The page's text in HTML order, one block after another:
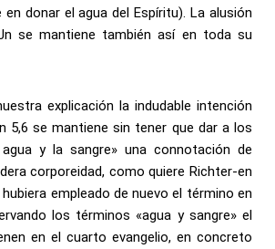
donar el agua del Espíritu). La alusión
se mantiene también así en toda su
explicación la indudable intención
5,6 se mantiene sin tener que dar a los
y la sangre» una connotación de
corporeidad, como quiere Richter-en
empleado de nuevo el término en
los términos «agua y sangre» el
en el cuarto evangelio, en concreto